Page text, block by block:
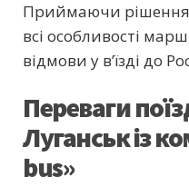
Приймаючи рішення
всі особливості
відмови у в’їзді до
Переваги
Луганськ із
bus»